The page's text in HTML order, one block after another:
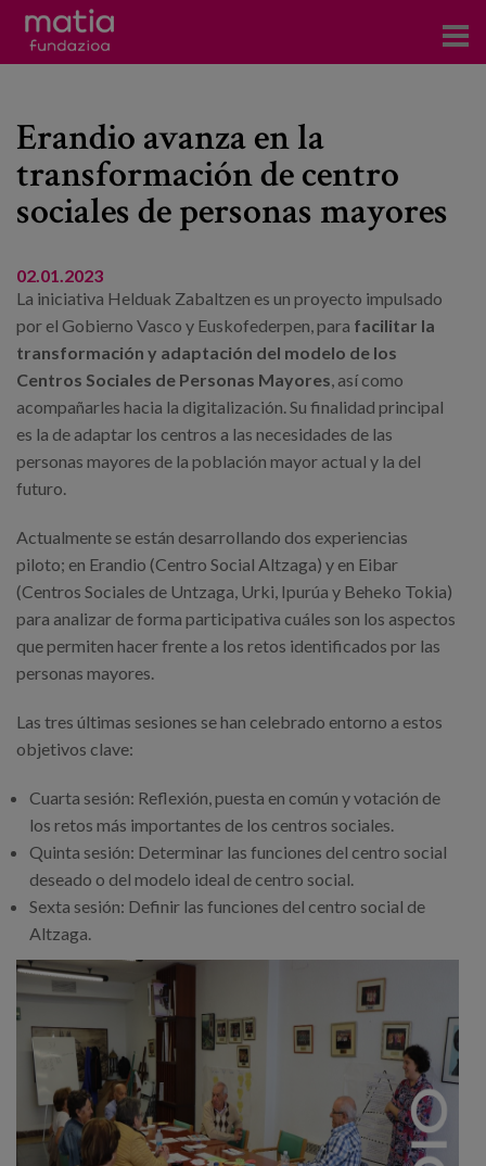
Servicios
Eventos
Noticias
Blog
Trabaja con nosotros
Canal de denuncias
es
eu
Erandio avanza en la
transformación de centro
sociales de personas mayores
02.01.2023
La iniciativa Helduak Zabaltzen es un proyecto impulsado
por el Gobierno Vasco y Euskofederpen, para facilitar la
transformación y adaptación del modelo de los
Centros Sociales de Personas Mayores, así como
acompañarles hacia la digitalización. Su finalidad principal
es la de adaptar los centros a las necesidades de las
personas mayores de la población mayor actual y la del
futuro.
Actualmente se están desarrollando dos experiencias
piloto; en Erandio (Centro Social Altzaga) y en Eibar
(Centros Sociales de Untzaga, Urki, Ipurúa y Beheko Tokia)
para analizar de forma participativa cuáles son los aspectos
que permiten hacer frente a los retos identificados por las
personas mayores.
Las tres últimas sesiones se han celebrado entorno a estos
objetivos clave:
Cuarta sesión: Reflexión, puesta en común y votación de
los retos más importantes de los centros sociales.
Quinta sesión: Determinar las funciones del centro social
deseado o del modelo ideal de centro social.
Sexta sesión: Definir las funciones del centro social de
Altzaga.